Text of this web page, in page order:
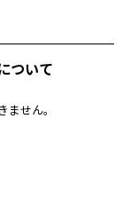
ついて
せん。